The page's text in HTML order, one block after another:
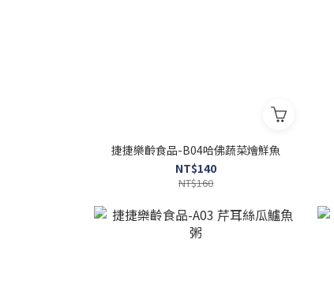
捷捷樂齡食品-B04哈佛蔬菜燴鮮魚
NT$140
NT$160